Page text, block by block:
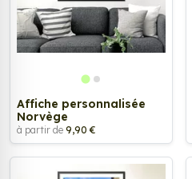
Affiche personnalisée
Norvège
à partir de 9,90 €